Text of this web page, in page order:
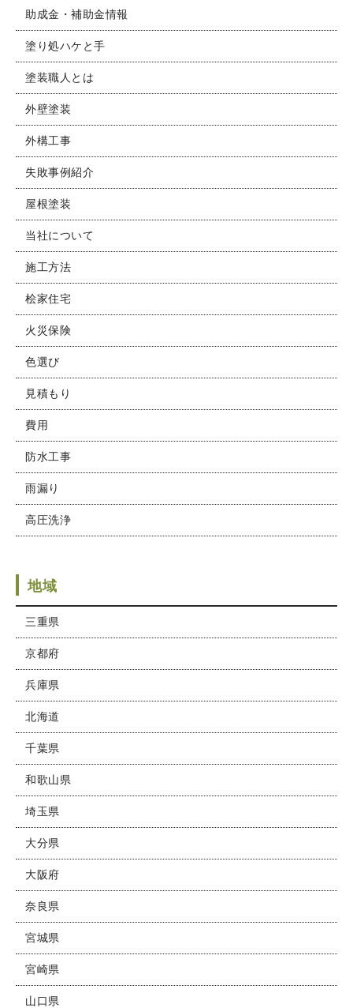
助成金・補助金情報
塗り処ハケと手
塗装職人とは
外壁塗装
外構工事
失敗事例紹介
屋根塗装
当社について
施工方法
桧家住宅
火災保険
色選び
見積もり
費用
防水工事
雨漏り
高圧洗浄
地域
三重県
京都府
兵庫県
北海道
千葉県
和歌山県
埼玉県
大分県
大阪府
奈良県
宮城県
宮崎県
山口県